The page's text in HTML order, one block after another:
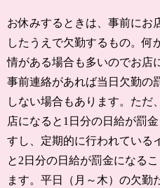
お休みするときは、事前にお
したうえで欠勤するもの。何
情がある場合も多いのでお店
事前連絡があれば当日欠勤の
しない場合もあります。ただ
店になると1日分の日給が罰金
すし、定期的に行われている
と2日分の日給が罰金になるこ
ます。平日（月～木）の欠勤